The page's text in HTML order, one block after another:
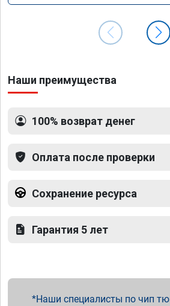
Наши преимущества
100% возврат денег
Оплата после проверки
Сохранение ресурса
Гарантия 5 лет
Наши специалисты по чип